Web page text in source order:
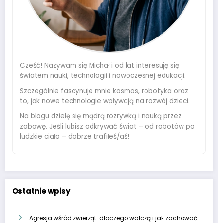
Cześć! Nazywam się Michał i od lat interesuję się
światem nauki, technologii i nowoczesnej edukacji.
Szczególnie fascynuje mnie kosmos, robotyka oraz
to, jak nowe technologie wpływają na rozwój dzieci.
Na blogu dzielę się mądrą rozrywką i nauką przez
zabawę. Jeśli lubisz odkrywać świat – od robotów po
ludzkie ciało – dobrze trafiłeś/aś!
Ostatnie wpisy
Agresja wśród zwierząt: dlaczego walczą i jak zachować